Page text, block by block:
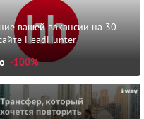
вашей вакансии на 30
HeadHunter
-100%